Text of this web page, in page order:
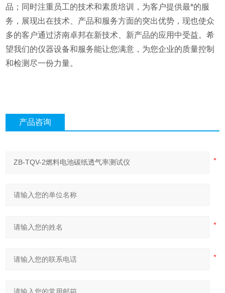
品；同时注重员工的技术和素质培训，为客户提供最*的服
务，展现出在技术、产品和服务方面的突出优势，现也使众
多的客户通过济南卓邦在新技术、新产品的应用中受益。希
望我们的仪器设备和服务能让您满意，为您企业的质量控制
和检测尽一份力量。
产品咨询